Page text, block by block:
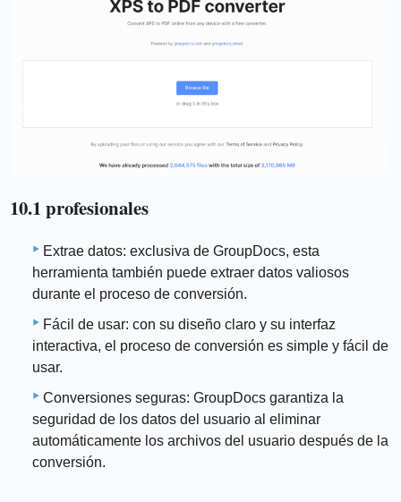
10.1 profesionales
Extrae datos: exclusiva de GroupDocs, esta
herramienta también puede extraer datos valiosos
durante el proceso de conversión.
Fácil de usar: con su diseño claro y su interfaz
interactiva, el proceso de conversión es simple y fácil de
usar.
Conversiones seguras: GroupDocs garantiza la
seguridad de los datos del usuario al eliminar
automáticamente los archivos del usuario después de la
conversión.